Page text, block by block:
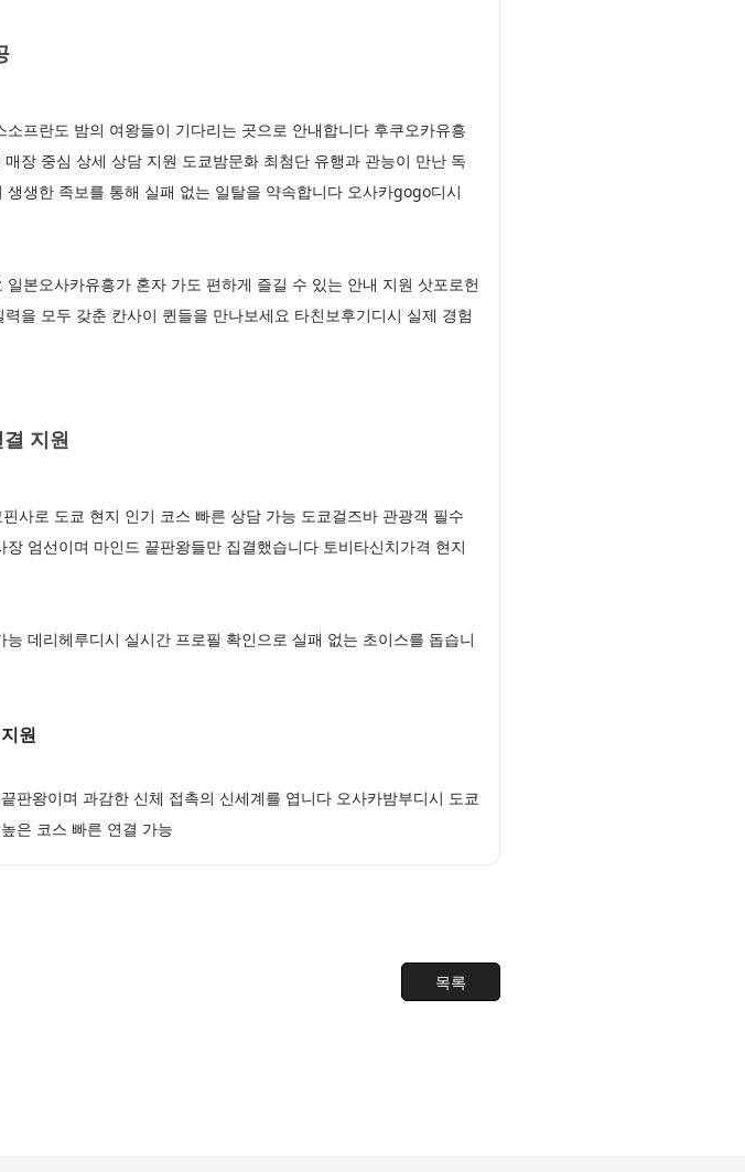
프란도 밤의 여왕들이 기다리는 곳으로 안내합니다 후쿠오카유흥
장 중심 상세 상담 지원 도쿄밤문화 최첨단 유행과 관능이 만난 독
생한 족보를 통해 실패 없는 일탈을 약속합니다 오사카gogo디시
본오사카유흥가 혼자 가도 편하게 즐길 수 있는 안내 지원 삿포로헌
을 모두 갖춘 칸사이 퀸들을 만나보세요 타친보후기디시 실제 경험
지원
사로 도쿄 현지 인기 코스 빠른 상담 가능 도쿄걸즈바 관광객 필수
엄선이며 마인드 끝판왕들만 집결했습니다 토비타신치가격 현지
데리헤루디시 실시간 프로필 확인으로 실패 없는 초이스를 돕습니
원
판왕이며 과감한 신체 접촉의 신세계를 엽니다 오사카밤부디시 도쿄
은 코스 빠른 연결 가능
목록